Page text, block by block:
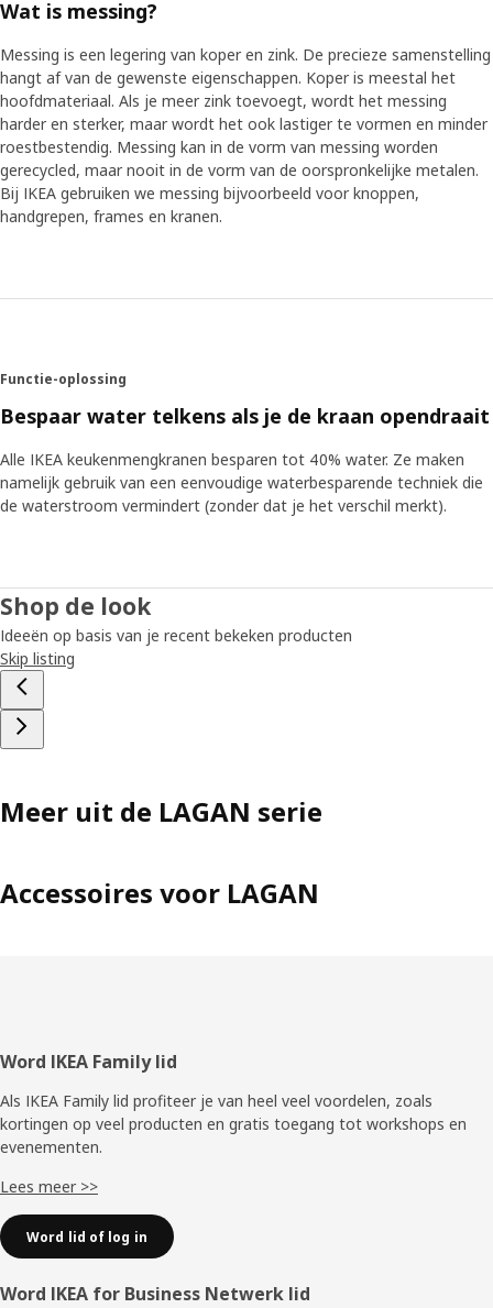
Wat is messing?
Messing is een legering van koper en zink. De precieze samenstelling
hangt af van de gewenste eigenschappen. Koper is meestal het
hoofdmateriaal. Als je meer zink toevoegt, wordt het messing
harder en sterker, maar wordt het ook lastiger te vormen en minder
roestbestendig. Messing kan in de vorm van messing worden
gerecycled, maar nooit in de vorm van de oorspronkelijke metalen.
Bij IKEA gebruiken we messing bijvoorbeeld voor knoppen,
handgrepen, frames en kranen.
Functie-oplossing
Bespaar water telkens als je de kraan opendraait
Alle IKEA keukenmengkranen besparen tot 40% water. Ze maken
namelijk gebruik van een eenvoudige waterbesparende techniek die
de waterstroom vermindert (zonder dat je het verschil merkt).
Shop de look
Ideeën op basis van je recent bekeken producten
Skip listing
Meer uit de LAGAN serie
Accessoires voor LAGAN
Voettekst
Word IKEA Family lid
Als IKEA Family lid profiteer je van heel veel voordelen, zoals
kortingen op veel producten en gratis toegang tot workshops en
evenementen.
Lees meer >>
Word lid of log in
Word IKEA for Business Netwerk lid